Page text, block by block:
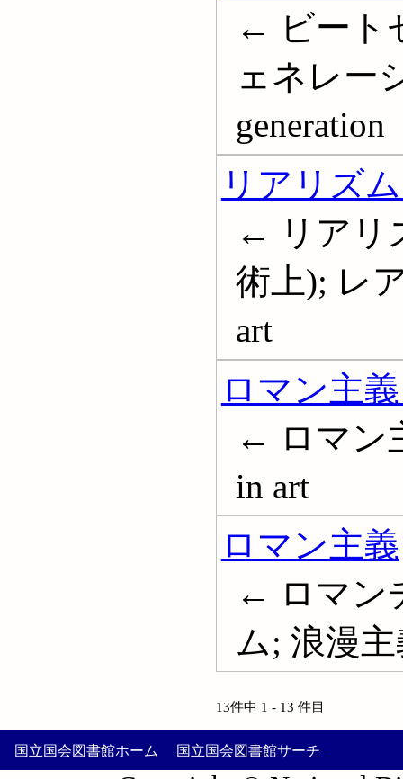
← ビート
ェネレー
generation
リアリズ
← リアリ
術上); レ
art
ロマン主
← ロマン
in art
ロマン主義
← ロマン
ム; 浪漫主
13件中 1 - 13 件目
国立国会図書館ホーム 国立国会図書館サーチ